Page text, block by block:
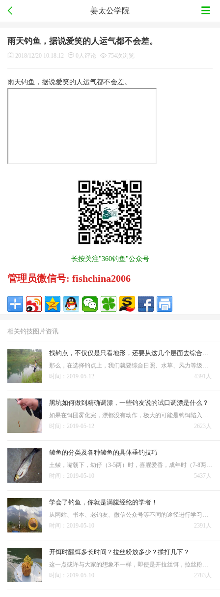
姜太公学院
雨天钓鱼，据说爱笑的人运气都不会差。
2018/12/20 10:18:12 0人评论 754次浏览
雨天钓鱼，据说爱笑的人运气都不会差。
长按关注"360钓鱼"公众号
管理员微信号: fishchina2006
相关钓技图片资讯
找钓点，不仅仅是只看地形，还要从这几个层面去综合考虑
那么，在选择钓点上，我们就要综合日照、水草、风力等级、地形特点，根据这几个综合因素，可以大致判断出来，哪里的水温，会相对较高一些，需要注意的是，就算是相邻十几米的河段，也会因为南北岸不同，导致水温有细致…
4391人
时间：2019-05-12
黑坑如何做到精确调漂，一些钓友说的试口调漂是什么？
如果在饵团雾化完，漂都没有动作，极大的可能是钩饵陷入泥底，这个时候，浮漂下拉，让钩饵略离底，再次试口，如果出现连续的正口，则说明调钓思路正确；在钩饵雾化完这个过程，漂讯较多，但是提竿空竿也多，抓不住实口…
2623人
时间：2019-05-12
鲮鱼的分类及各种鲮鱼的具体垂钓技巧
土鲮，嘴朝下，幼仔（3-5两）时，喜腥爱香，成年时（7-8两），喜香爱甜，垂钓土鲮时，不可钓得过于灵敏，因为土鲮的嘴巴朝下，就奠定了土鲮在底部才会吃得比较安稳，又由于土鲮很喜欢追逐下落的饵料碎，因此很容…
5437人
时间：2019-05-10
学会了钓鱼，你就是满腹经纶的学者！
从网站、书本、老钓友、微信公众号等不同的途径进行学习探讨，包括学习钓具的使用，钓组的调整、饵料的配制、天气因素的影响、鱼的生理习性等等众多方面。是高还是低；温度如何，温差怎么样等等，这些因素对垂钓有什么影响，…
2391人
时间：2019-05-10
开饵时醒饵多长时间？拉丝粉放多少？揉打几下？
这一点或许与大家的想象不一样，即使是开拉丝饵，拉丝粉的放入量也不能太多，一旦多了鱼饵的黏性就过大（有些饵还自带一些拉丝粉），粘在一起拉都拉不开的玩意儿，如何快速挂钩？另外开拉丝饵时揉打的次数也有讲究，揉…
2783人
时间：2019-05-10